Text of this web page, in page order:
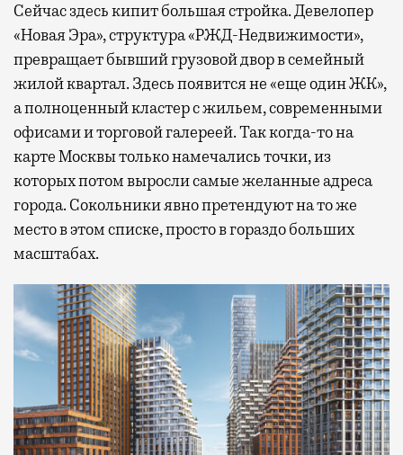
Сейчас здесь кипит большая стройка. Девелопер
«Новая Эра», структура «РЖД-Недвижимости»,
превращает бывший грузовой двор в семейный
жилой квартал. Здесь появится не «еще один ЖК»,
а полноценный кластер с жильем, современными
офисами и торговой галереей. Так когда-то на
карте Москвы только намечались точки, из
которых потом выросли самые желанные адреса
города. Сокольники явно претендуют на то же
место в этом списке, просто в гораздо больших
масштабах.